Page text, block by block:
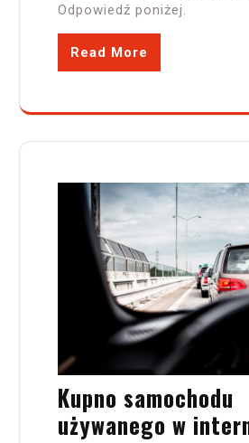
Odpowiedź poniżej.
Read More
Kupno samochodu
używanego w